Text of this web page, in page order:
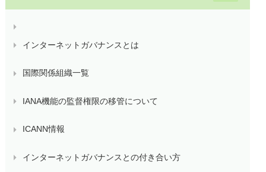
インターネットガバナンスとは
国際関係組織一覧
IANA機能の監督権限の移管について
ICANN情報
インターネットガバナンスとの付き合い方